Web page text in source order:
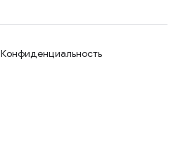
Конфиденциальность